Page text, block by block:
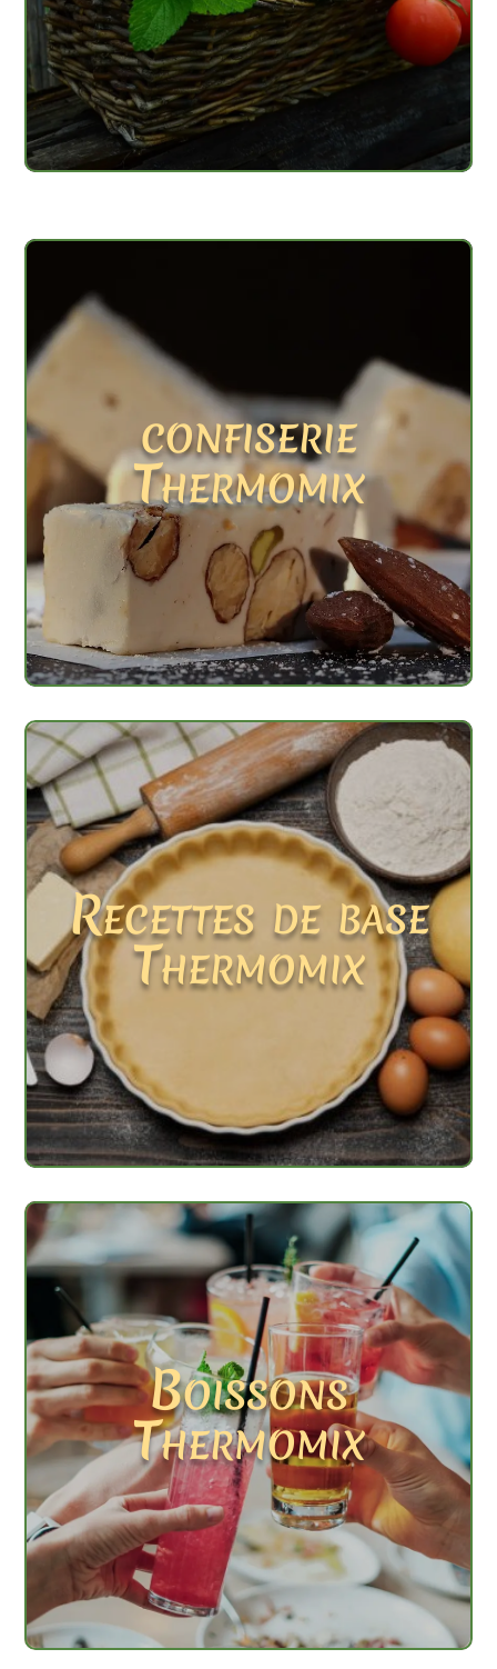
confiserie
Thermomix
Recettes de base
Thermomix
Boissons
Thermomix